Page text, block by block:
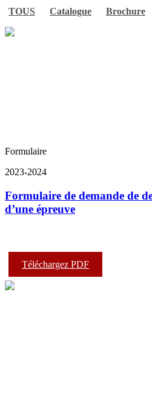
TOUS Catalogue Brochure
Formulaire
2023-2024
Formulaire de demande de
d’une épreuve
Téléchargez PDF